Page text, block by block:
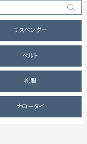
サスペンダー
ベルト
礼服
ナロータイ